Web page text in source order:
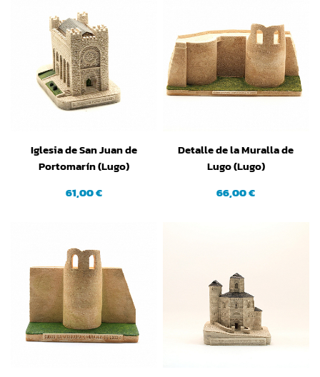
Iglesia de San Juan de
Portomarín (Lugo)
61,00 €
Detalle de la Muralla de
Lugo (Lugo)
66,00 €